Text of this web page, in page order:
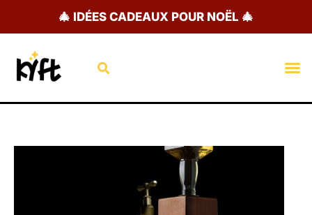
🎄 IDÉES CADEAUX POUR NOËL 🎄
Rechercher